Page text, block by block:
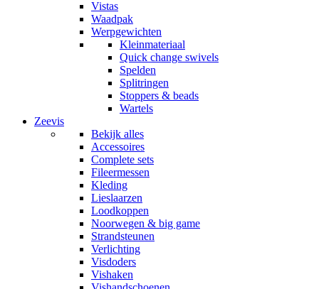
Vistas
Waadpak
Werpgewichten
Kleinmateriaal
Quick change swivels
Spelden
Splitringen
Stoppers & beads
Wartels
Zeevis
Bekijk alles
Accessoires
Complete sets
Fileermessen
Kleding
Lieslaarzen
Loodkoppen
Noorwegen & big game
Strandsteunen
Verlichting
Visdoders
Vishaken